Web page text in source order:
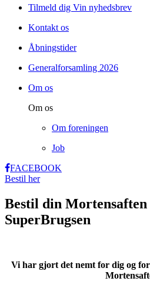
Tilmeld dig Vin nyhedsbrev
Kontakt os
Åbningstider
Generalforsamling 2026
Om os
Om os
Om foreningen
Job
FACEBOOK
Bestil her
Bestil din Mortensaften
SuperBrugsen
Vi har gjort det nemt for dig og